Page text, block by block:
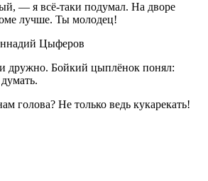
— я всё-таки подумал. На дворе
лучше. Ты молодец!
дружно. Бойкий цыплёнок понял:
голова? Не только ведь кукарекать!